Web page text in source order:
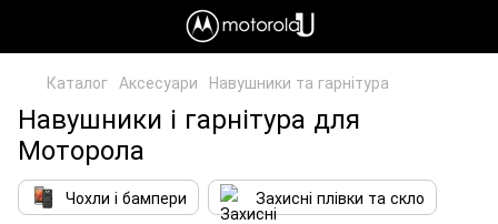
Каталог Аксесуари Навушники та гарнітура
Навушники і гарнітура для
Моторола
Чохли і бампери
Захисні плівки та скло